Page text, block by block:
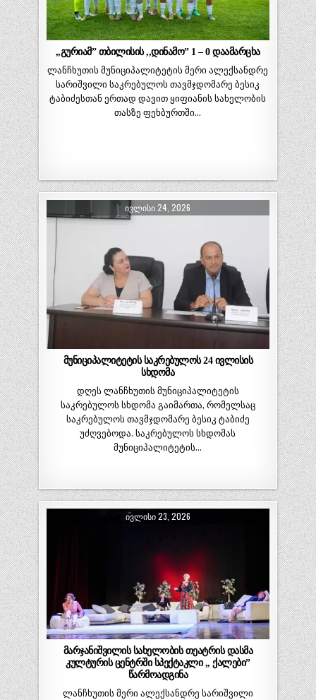
,,გურიამ” თბილისის ,,დინამო” 1 – 0 დაამარცხა
ლანჩხუთის მუნიციპალიტეტის მერი ალექსანდრე
სარიშვილი საკრებულოს თავმჯდომარე ბესიკ
ტაბიძესთან ერთად დავით ყიფიანის სახელობის
თასზე ფეხბურთში…
ᲘᲕᲚᲘᲡᲘ 24, 2026
მუნიციპალიტეტის საკრებულოს 24 ივლისის
სხდომა
დღეს ლანჩხუთის მუნიციპალიტეტის
საკრებულოს სხდომა გაიმართა, რომელსაც
საკრებულოს თავმჯდომარე ბესიკ ტაბიძე
უძღვებოდა. საკრებულოს სხდომას
მუნიციპალიტეტის…
ᲘᲕᲚᲘᲡᲘ 23, 2026
მარჯანიშვილის სახელობის თეატრის დასმა
კულტურის ცენტრში სპექტაკლი ,, ქალები”
წარმოადგინა
ლანჩხუთის მერი ალექსანდრე სარიშვილი